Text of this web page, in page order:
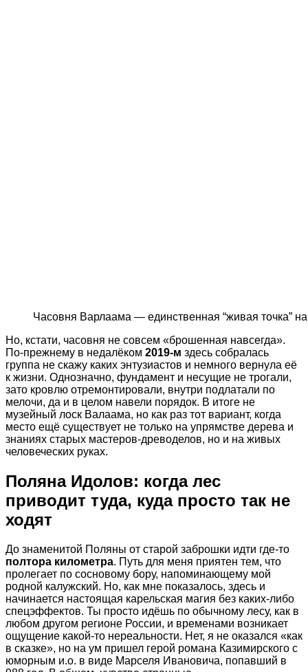
Часовня Варлаама — единственная “живая точка” на
Но, кстати, часовня не совсем «брошенная навсегда».
По-прежнему в недалёком 2019-м здесь собралась
группа не скажу каких энтузиастов и немного вернула её
к жизни. Однозначно, фундамент и несущие не трогали,
зато кровлю отремонтировали, внутри подлатали по
мелочи, да и в целом навели порядок. В итоге не
музейный лоск Валаама, но как раз тот вариант, когда
место ещё существует не только на упрямстве дерева и
знаниях старых мастеров-древоделов, но и на живых
человеческих руках.
Поляна Идолов: когда лес
приводит туда, куда просто так не
ходят
До знаменитой Поляны от старой заброшки идти где-то
полтора километра. Путь для меня приятен тем, что
пролегает по сосновому бору, напоминающему мой
родной калужский. Но, как мне показалось, здесь и
начинается настоящая карельская магия без каких-либо
спецэффектов. Ты просто идёшь по обычному лесу, как в
любом другом регионе России, и временами возникает
ощущение какой-то нереальности. Нет, я не оказался «как
в сказке», но на ум пришел герой романа Казимирского с
юморным и.о. в виде Марселя Ивановича, попавший в